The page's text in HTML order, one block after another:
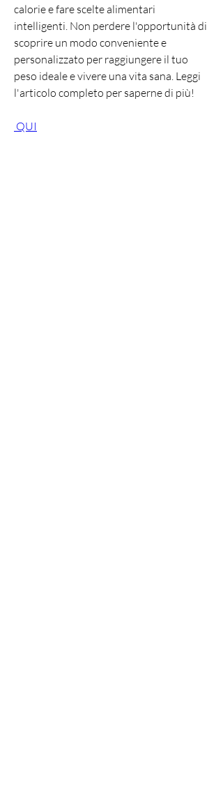
calorie e fare scelte alimentari
intelligenti. Non perdere l'opportunità di
scoprire un modo conveniente e
personalizzato per raggiungere il tuo
peso ideale e vivere una vita sana. Leggi
l'articolo completo per saperne di più!
QUI